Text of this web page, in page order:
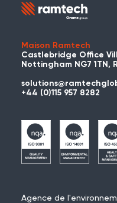
Maison Ramtech
Castlebridge Office
Nottingham NG7 1TN,
+44 (0)115 957 8282
Agence de